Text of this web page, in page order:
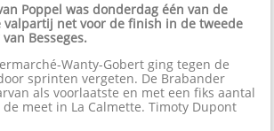
Poppel was donderdag één van de
valpartij net voor de finish in de tweede
Besseges.
Wanty-Gobert ging tegen de
sprinten vergeten. De Brabander
als voorlaatste en met een fiks aantal
meet in La Calmette. Timoty Dupont